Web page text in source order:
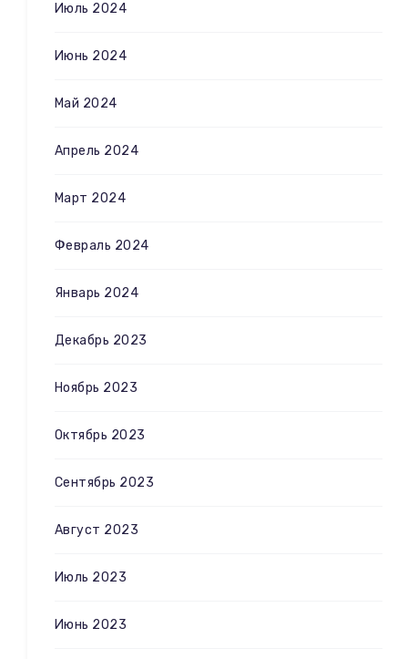
Июль 2024
Июнь 2024
Май 2024
Апрель 2024
Март 2024
Февраль 2024
Январь 2024
Декабрь 2023
Ноябрь 2023
Октябрь 2023
Сентябрь 2023
Август 2023
Июль 2023
Июнь 2023